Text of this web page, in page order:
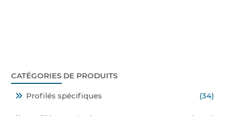
CATÉGORIES DE PRODUITS
Profilés spécifiques (34)